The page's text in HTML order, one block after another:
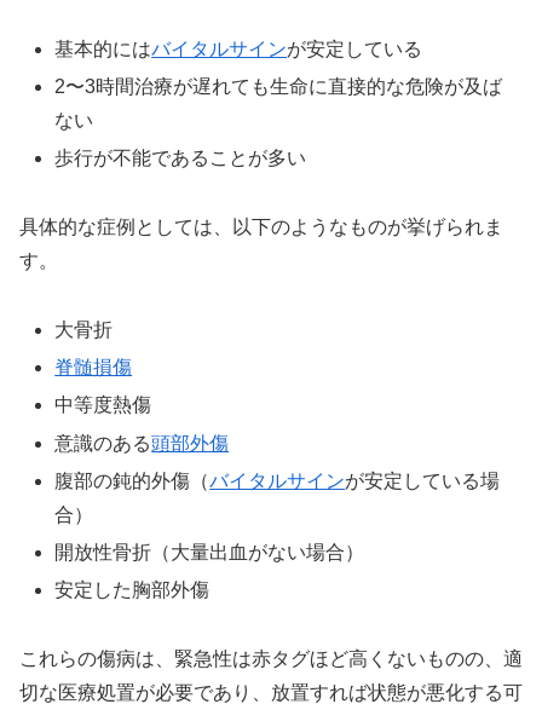
基本的にはバイタルサインが安定している
2〜3時間治療が遅れても生命に直接的な危険が及ば
ない
歩行が不能であることが多い
具体的な症例としては、以下のようなものが挙げられま
す。
大骨折
脊髄損傷
中等度熱傷
意識のある頭部外傷
腹部の鈍的外傷（バイタルサインが安定している場
合）
開放性骨折（大量出血がない場合）
安定した胸部外傷
これらの傷病は、緊急性は赤タグほど高くないものの、適
切な医療処置が必要であり、放置すれば状態が悪化する可